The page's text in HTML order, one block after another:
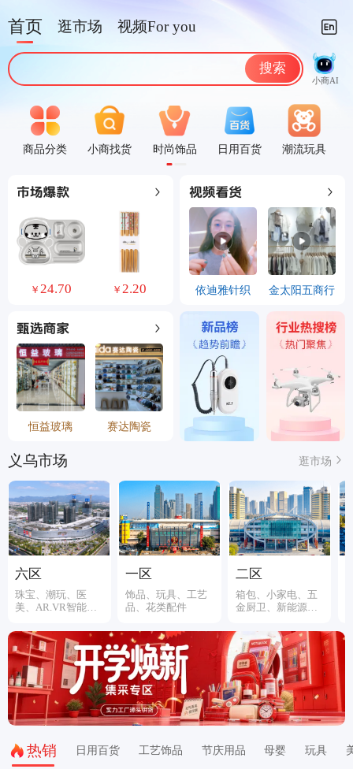
首页 逛市场 视频For you
搜索
小商AI
商品分类 小商找货 时尚饰品 日用百货 潮流玩具
10.06 ￥ 29.00
24.70 2.20 依迪雅针织 金太阳五商行
恒益玻璃 赛达陶瓷
义乌市场 逛市场
六区
珠宝、潮玩、医
美、AR.VR智能装
一区
饰品、玩具、工艺
品、花类配件
二区
箱包、小家电、五
金厨卫、新能源、
热销 日用百货 工艺饰品 节庆用品 母婴 玩具